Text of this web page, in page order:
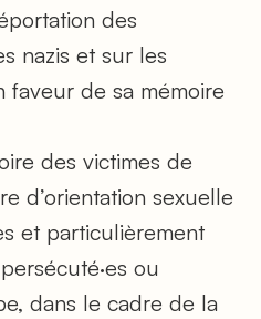
des
nazis et sur les
faveur de sa mémoire
des victimes de
d’orientation sexuelle
et particulièrement
ou
dans le cadre de la